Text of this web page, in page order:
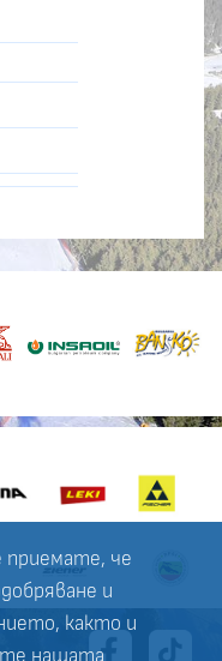
приемате, че
и
както и
нашата